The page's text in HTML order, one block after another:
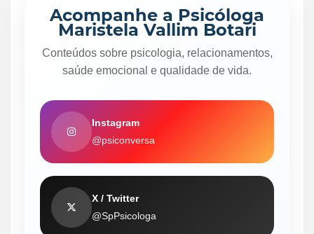
Acompanhe a Psicóloga
Maristela Vallim Botari
Conteúdos sobre psicologia, relacionamentos,
saúde emocional e qualidade de vida.
Instagram
@psiconversa
X / Twitter
@SpPsicologa